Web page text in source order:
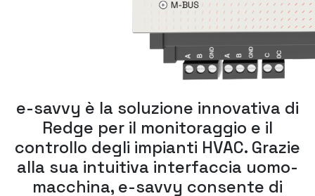
e-savvy è la soluzione innovativa di
Redge per il monitoraggio e il
controllo degli impianti HVAC. Grazie
alla sua intuitiva interfaccia uomo-
macchina, e-savvy consente di